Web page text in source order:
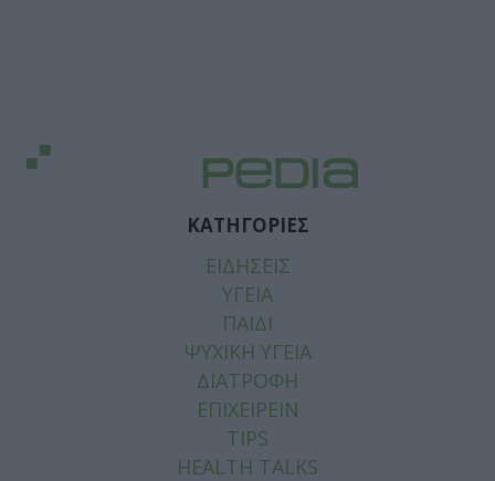
ΚΑΤΗΓΟΡΙΕΣ
ΕΙΔΗΣΕΙΣ
ΥΓΕΙΑ
ΠΑΙΔΙ
ΨΥΧΙΚΗ ΥΓΕΙΑ
ΔΙΑΤΡΟΦΗ
ΕΠΙΧΕΙΡΕΙΝ
TIPS
HEALTH TALKS